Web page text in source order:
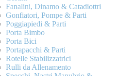
Fanalini, Dinamo & Catadiottri
Gonfiatori, Pompe & Parti
Poggiapiedi & Parti
Porta Bimbo
Porta Bici
Portapacchi & Parti
Rotelle Stabilizzatrici
Rulli da Allenamento